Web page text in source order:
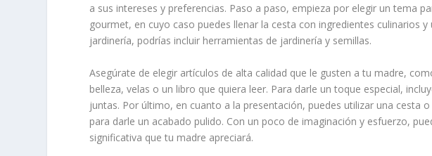
a sus intereses y preferencias. Paso a paso, empieza por elegir un tema
gourmet, en cuyo caso puedes llenar la cesta con ingredientes culinarios
jardinería, podrías incluir herramientas de jardinería y semillas.
Asegúrate de elegir artículos de alta calidad que le gusten a tu madre,
belleza, velas o un libro que quiera leer. Para darle un toque especial,
juntas. Por último, en cuanto a la presentación, puedes utilizar una cesta
para darle un acabado pulido. Con un poco de imaginación y esfuerzo,
significativa que tu madre apreciará.